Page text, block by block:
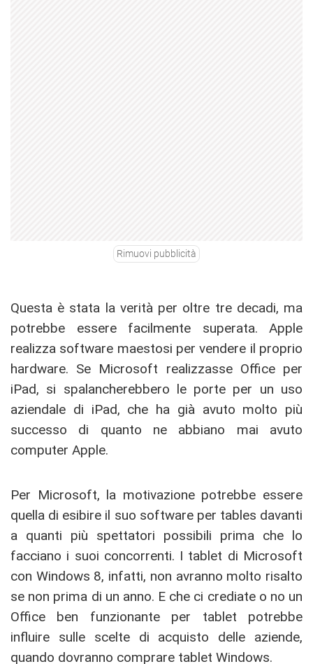
Rimuovi pubblicità
Questa è stata la verità per oltre tre decadi, ma
potrebbe essere facilmente superata. Apple
realizza software maestosi per vendere il proprio
hardware. Se Microsoft realizzasse Office per
iPad, si spalancherebbero le porte per un uso
aziendale di iPad, che ha già avuto molto più
successo di quanto ne abbiano mai avuto
computer Apple.
Per Microsoft, la motivazione potrebbe essere
quella di esibire il suo software per tables davanti
a quanti più spettatori possibili prima che lo
facciano i suoi concorrenti. I tablet di Microsoft
con Windows 8, infatti, non avranno molto risalto
se non prima di un anno. E che ci crediate o no un
Office ben funzionante per tablet potrebbe
influire sulle scelte di acquisto delle aziende,
quando dovranno comprare tablet Windows.